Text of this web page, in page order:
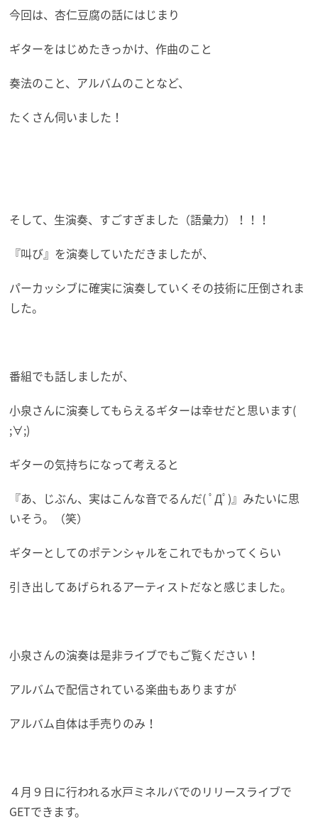
今回は、杏仁豆腐の話にはじまり
ギターをはじめたきっかけ、作曲のこと
奏法のこと、アルバムのことなど、
たくさん伺いました！
そして、生演奏、すごすぎました（語彙力）！！！
『叫び』を演奏していただきましたが、
パーカッシブに確実に演奏していくその技術に圧倒されま
した。
番組でも話しましたが、
小泉さんに演奏してもらえるギターは幸せだと思います(
;∀;)
ギターの気持ちになって考えると
『あ、じぶん、実はこんな音でるんだ( ﾟДﾟ)』みたいに思
いそう。（笑）
ギターとしてのポテンシャルをこれでもかってくらい
引き出してあげられるアーティストだなと感じました。
小泉さんの演奏は是非ライブでもご覧ください！
アルバムで配信されている楽曲もありますが
アルバム自体は手売りのみ！
４月９日に行われる水戸ミネルバでのリリースライブで
GETできます。